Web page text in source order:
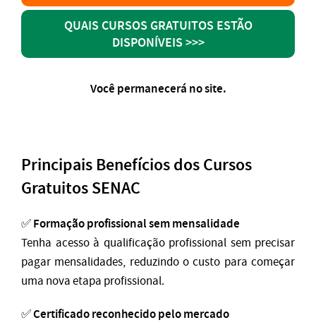
QUAIS CURSOS GRATUITOS ESTÃO
DISPONÍVEIS >>>
Você permanecerá no site.
Principais Benefícios dos Cursos
Gratuitos SENAC
✅Formação profissional sem mensalidade
Tenha acesso à qualificação profissional sem precisar
pagar mensalidades, reduzindo o custo para começar
uma nova etapa profissional.
✅Certificado reconhecido pelo mercado